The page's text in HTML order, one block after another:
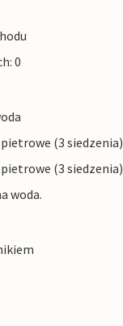
0
(3 siedzenia)
(3 siedzenia)
woda.